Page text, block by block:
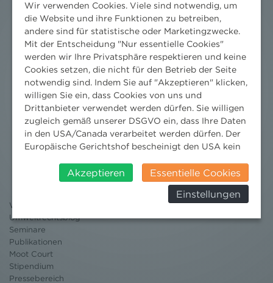
Nachrichten
News aktuell
Newsletter
3 Minuten Umweltrecht
Willkommen Umweltrecht
Umweltrechtsblog
Seminare
Publikationen
Moot Court
Stipendium
Pressebereich
Wir verwenden Cookies. Viele sind notwendig, um
die Website und ihre Funktionen zu betreiben,
andere sind für statistische oder Marketingzwecke.
Mit der Entscheidung "Nur essentielle Cookies"
werden wir Ihre Privatsphäre respektieren und keine
Cookies setzen, die nicht für den Betrieb der Seite
notwendig sind. Indem Sie auf "Akzeptieren" klicken,
willigen Sie ein, dass Cookies von uns und
Drittanbieter verwendet werden dürfen. Sie willigen
zugleich gemäß unserer DSGVO ein, dass Ihre Daten
in den USA/Canada verarbeitet werden dürfen. Der
Europäische Gerichtshof bescheinigt den USA kein
insbesondere das Risiko, dass ihre Daten durch US-
Behörden, zu Kontroll- und zu
Überwachungszwecken, verarbeitet werden und
werden können. Zudem finden Sie am
Weitere Infomationen finden Sie hier:
Datenschutzerklärung
Akzeptieren
Essentielle Cookies
Einstellungen